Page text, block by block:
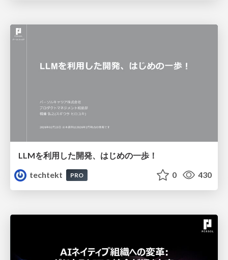
LLMを利用した開発、はじめの一歩！
techtekt
PRO 0 430